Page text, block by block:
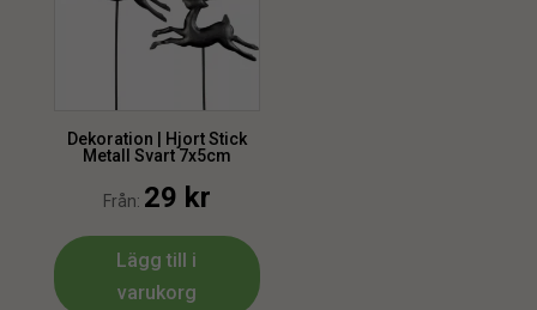
Dekoration | Hjort Stick
Metall Svart 7x5cm
Från: 29 kr
Lägg till i
varukorg